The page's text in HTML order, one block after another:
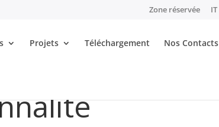
Zone réservée IT
Projets Téléchargement Nos Contacts